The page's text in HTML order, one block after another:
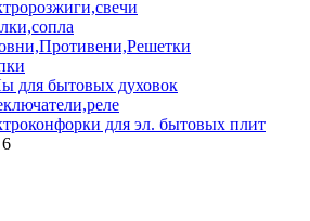
для бытовых духовок
для эл. бытовых плит